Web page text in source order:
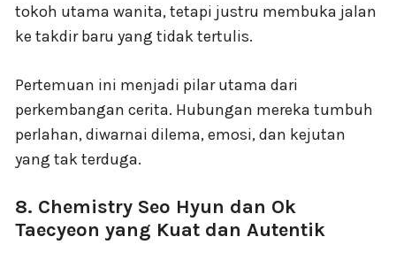
tokoh utama wanita, tetapi justru membuka jalan
ke takdir baru yang tidak tertulis.
Pertemuan ini menjadi pilar utama dari
perkembangan cerita. Hubungan mereka tumbuh
perlahan, diwarnai dilema, emosi, dan kejutan
yang tak terduga.
8. Chemistry Seo Hyun dan Ok
Taecyeon yang Kuat dan Autentik